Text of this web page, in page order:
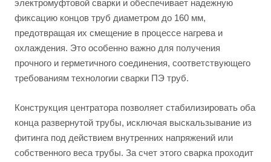
электромуфтовой сварки и обеспечивает надежную
фиксацию концов труб диаметром до 160 мм,
предотвращая их смещение в процессе нагрева и
охлаждения. Это особенно важно для получения
прочного и герметичного соединения, соответствующего
требованиям технологии сварки ПЭ труб.
Конструкция центратора позволяет стабилизировать оба
конца развернутой трубы, исключая выскальзывание из
фитинга под действием внутренних напряжений или
собственного веса трубы. За счет этого сварка проходит